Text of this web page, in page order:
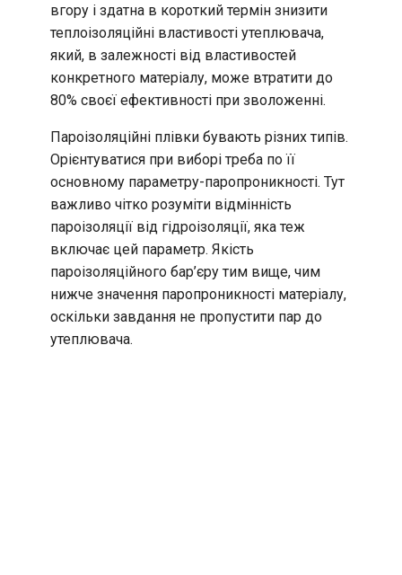
вгору і здатна в короткий термін знизити
теплоізоляційні властивості утеплювача,
який, в залежності від властивостей
конкретного матеріалу, може втратити до
80% своєї ефективності при зволоженні.
Пароізоляційні плівки бувають різних типів.
Орієнтуватися при виборі треба по її
основному параметру-паропроникності. Тут
важливо чітко розуміти відмінність
пароізоляції від гідроізоляції, яка теж
включає цей параметр. Якість
пароізоляційного бар’єру тим вище, чим
нижче значення паропроникності матеріалу,
оскільки завдання не пропустити пар до
утеплювача.